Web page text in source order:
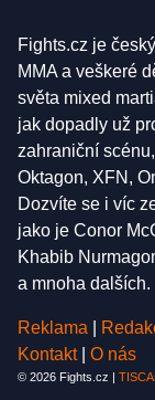
Fights.cz je
MMA a veškeré
světa mixed
jak dopadly už
zahraniční
Oktagon, XFN,
Dozvíte se i víc
jako je Conor
Khabib
a mnoha dalších.
Reklama
Kontakt
O nás
© 2026 Fights.cz |